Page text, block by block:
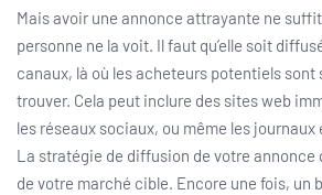
Mais avoir une annonce attrayante ne
personne ne la voit. Il faut qu’elle soit
canaux, là où les acheteurs potentiels sont
trouver. Cela peut inclure des sites web
les réseaux sociaux, ou même les
La stratégie de diffusion de votre annonce
de votre marché cible. Encore une fois, un